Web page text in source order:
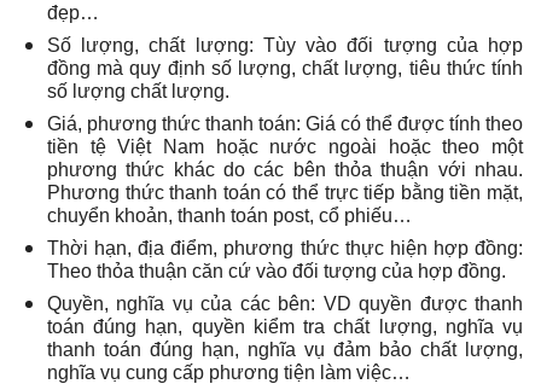
đẹp…
Số lượng, chất lượng: Tùy vào đối tượng của hợp
đồng mà quy định số lượng, chất lượng, tiêu thức tính
số lượng chất lượng.
Giá, phương thức thanh toán: Giá có thể được tính theo
tiền tệ Việt Nam hoặc nước ngoài hoặc theo một
phương thức khác do các bên thỏa thuận với nhau.
Phương thức thanh toán có thể trực tiếp bằng tiền mặt,
chuyển khoản, thanh toán post, cổ phiếu…
Thời hạn, địa điểm, phương thức thực hiện hợp đồng:
Theo thỏa thuận căn cứ vào đối tượng của hợp đồng.
Quyền, nghĩa vụ của các bên: VD quyền được thanh
toán đúng hạn, quyền kiểm tra chất lượng, nghĩa vụ
thanh toán đúng hạn, nghĩa vụ đảm bảo chất lượng,
nghĩa vụ cung cấp phương tiện làm việc…